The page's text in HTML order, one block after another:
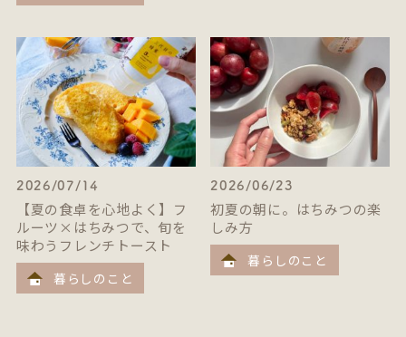
2026/07/14
【夏の食卓を心地よく】フ
ルーツ×はちみつで、旬を
味わうフレンチトースト
暮らしのこと
2026/06/23
初夏の朝に。はちみつの楽
しみ方
暮らしのこと